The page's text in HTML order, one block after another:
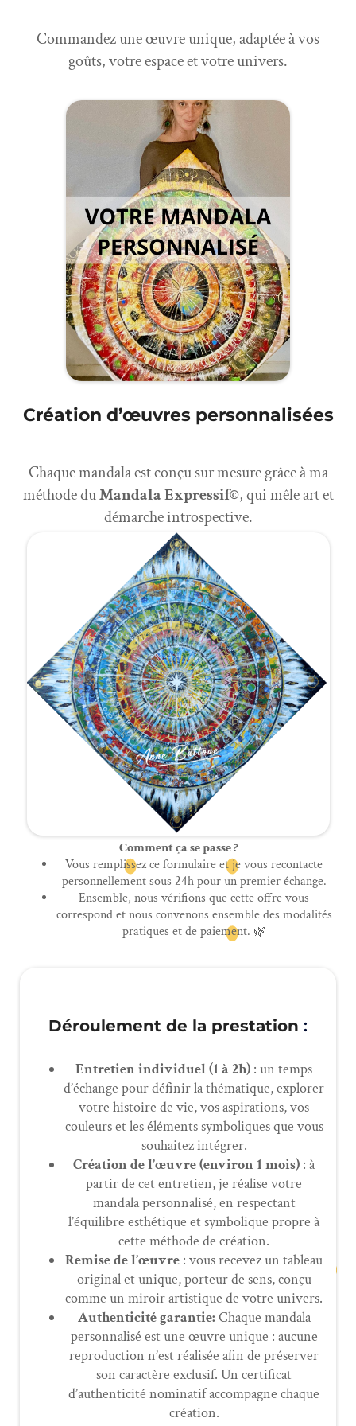
Commandez une œuvre unique, adaptée à vos
goûts, votre espace et votre univers.
Création d’œuvres personnalisées
Chaque mandala est conçu sur mesure grâce à ma
méthode duMandala Expressif©, qui mêle art et
démarche introspective.
Comment ça se passe ?
Vous remplissez ce formulaire et je vous recontacte
personnellement sous 24h pour un premier échange.
Ensemble, nous vérifions que cette offre vous
correspond et nous convenons ensemble des modalités
pratiques et de paiement. 🌿
Déroulement de la prestation :
Entretien individuel (1 à 2h) : un temps
d’échange pour définir la thématique, explorer
votre histoire de vie, vos aspirations, vos
couleurs et les éléments symboliques que vous
souhaitez intégrer.
Création de l’œuvre (environ 1 mois) : à
partir de cet entretien, je réalise votre
mandala personnalisé, en respectant
l’équilibre esthétique et symbolique propre à
cette méthode de création.
Remise de l’œuvre : vous recevez un tableau
original et unique, porteur de sens, conçu
comme un miroir artistique de votre univers.
Authenticité garantie: Chaque mandala
personnalisé est une œuvre unique : aucune
reproduction n’est réalisée afin de préserver
son caractère exclusif. Un certificat
d’authenticité nominatif accompagne chaque
création.